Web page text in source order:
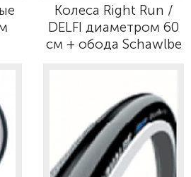
Колеса Right Run /
DELFI диаметром 60
см + обода Schawlbe